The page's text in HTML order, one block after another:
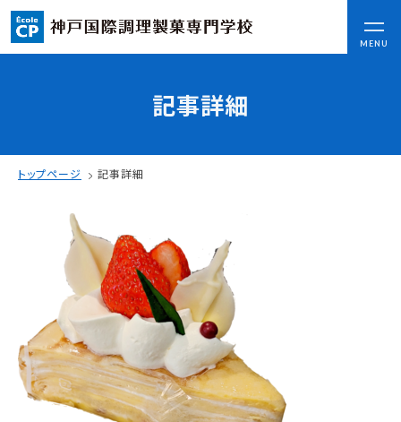
MENU
CLOSE
ここから始まる私の未来
入学情報
AO入試
指定校推薦入試
一般入試
学校案内
学校法人 育成学園の歩み
記事詳細
トップページ 記事詳細